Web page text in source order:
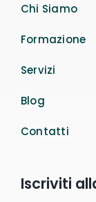
Chi Siamo
Formazione
Servizi
Blog
Contatti
Iscriviti